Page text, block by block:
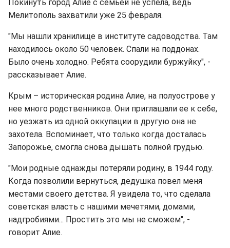
Покинуть город Алие с семьей не успела, ведь
Мелитополь захватили уже 25 февраля.
"Мы нашли хранилище в институте садоводства. Там
находилось около 50 человек. Спали на поддонах.
Было очень холодно. Ребята соорудили буржуйку", -
рассказывает Алие.
Крым – историческая родина Алие, на полуострове у
нее много родственников. Они приглашали ее к себе,
но уезжать из одной оккупации в другую она не
захотела. Вспоминает, что только когда досталась
Запорожье, смогла снова дышать полной грудью.
"Мои родные однажды потеряли родину, в 1944 году.
Когда позволили вернуться, дедушка повел меня
местами своего детства. Я увидела то, что сделала
советская власть с нашими мечетями, домами,
надгробиями... Простить это мы не сможем", -
говорит Алие.